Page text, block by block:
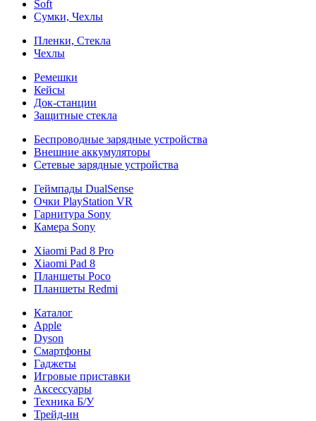
Soft
Сумки, Чехлы
Пленки, Стекла
Чехлы
Ремешки
Кейсы
Док-станции
Защитные стекла
Беспроводные зарядные устройства
Внешние аккумуляторы
Сетевые зарядные устройства
Геймпады DualSense
Очки PlayStation VR
Гарнитура Sony
Камера Sony
Xiaomi Pad 8 Pro
Xiaomi Pad 8
Планшеты Poco
Планшеты Redmi
Каталог
Apple
Dyson
Смартфоны
Гаджеты
Игровые приставки
Аксессуары
Техника Б/У
Трейд-ин